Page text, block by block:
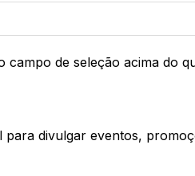
de seleção acima do
divulgar eventos,